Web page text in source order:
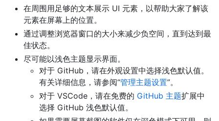
在周围用足够的文本展示 UI 元素，以帮助大家了解该
元素在屏幕上的位置。
通过调整浏览器窗口的大小来减少负空间，直到达到最
佳状态。
尽可能以浅色主题显示界面。
对于 GitHub，请在外观设置中选择浅色默认值。
有关详细信息，请参阅“管理主题设置”。
对于 VSCode，请在免费的 GitHub 主题扩展中
选择 GitHub 浅色默认值。